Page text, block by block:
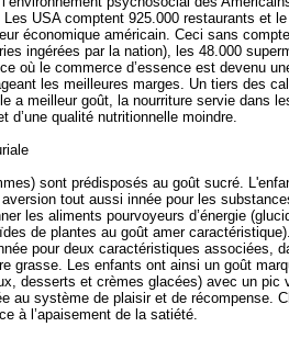
USA comptent 925.000 restaurants et
économique américain. Ceci sans
ingé­rées par la nation), les 48.000
où le commerce d’essence est devenu
les meilleures marges. Un tiers des
a meilleur goût, la nourriture servie dans
d’une qualité nutritionnelle moindre.
sont prédisposés au goût sucré.
tout aussi innée pour les
les aliments pourvoyeurs d’énergie
de plantes au goût amer
pour deux caractéristi­ques associées,
grasse. Les enfants ont ainsi un goût
desserts et crèmes glacées) avec un pic
au système de plaisir et de récompense.
à l’apaisement de la satiété.